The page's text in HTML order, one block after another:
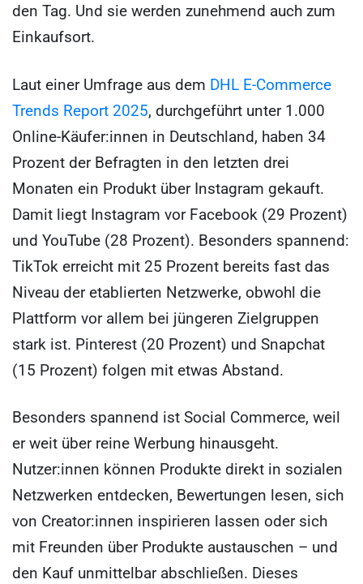
den Tag. Und sie werden zunehmend auch zum
Einkaufsort.
Laut einer Umfrage aus dem DHL E-Commerce
Trends Report 2025, durchgeführt unter 1.000
Online-Käufer:innen in Deutschland, haben 34
Prozent der Befragten in den letzten drei
Monaten ein Produkt über Instagram gekauft.
Damit liegt Instagram vor Facebook (29 Prozent)
und YouTube (28 Prozent). Besonders spannend:
TikTok erreicht mit 25 Prozent bereits fast das
Niveau der etablierten Netzwerke, obwohl die
Plattform vor allem bei jüngeren Zielgruppen
stark ist. Pinterest (20 Prozent) und Snapchat
(15 Prozent) folgen mit etwas Abstand.
Besonders spannend ist Social Commerce, weil
er weit über reine Werbung hinausgeht.
Nutzer:innen können Produkte direkt in sozialen
Netzwerken entdecken, Bewertungen lesen, sich
von Creator:innen inspirieren lassen oder sich
mit Freunden über Produkte austauschen – und
den Kauf unmittelbar abschließen. Dieses